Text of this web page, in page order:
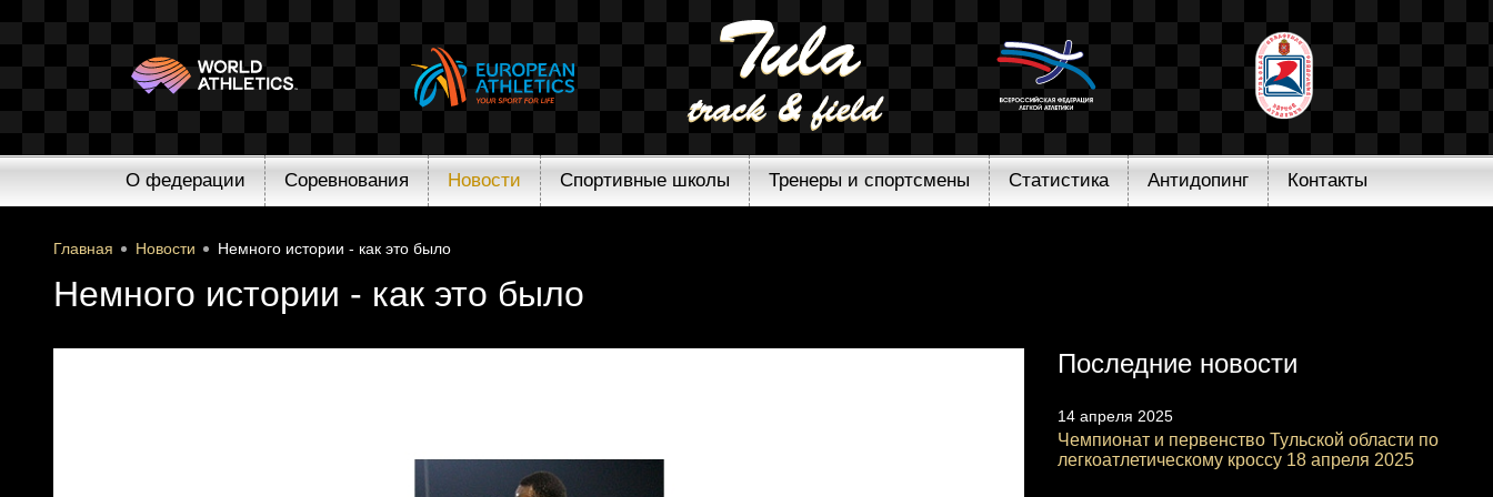
О федерации Соревнования Новости Спортивные школы Тренеры и спортсмены Статистика Антидопинг Контакты
Главная Новости Немного истории - как это было
Немного истории - как это было
Последние новости
14 апреля 2025
Чемпионат и первенство Тульской области по
легкоатлетическому кроссу 18 апреля 2025